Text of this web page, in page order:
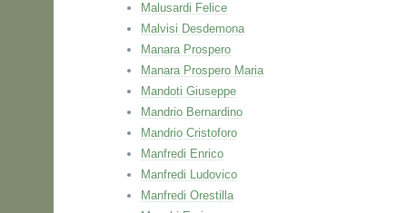
Malusardi Felice
Malvisi Desdemona
Manara Prospero
Manara Prospero Maria
Mandoti Giuseppe
Mandrio Bernardino
Mandrio Cristoforo
Manfredi Enrico
Manfredi Ludovico
Manfredi Orestilla